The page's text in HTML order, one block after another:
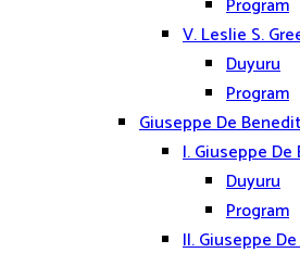
Program
V. Leslie S.
Duyuru
Program
Giuseppe De
I. Giuseppe
Duyuru
Program
II. Giuseppe